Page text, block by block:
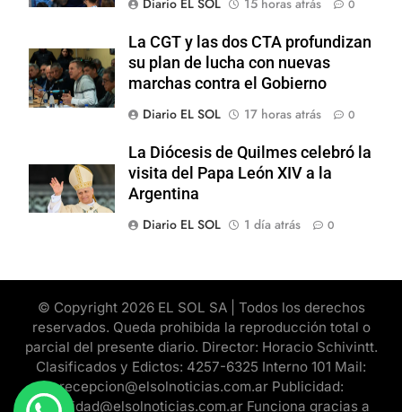
0
La CGT y las dos CTA profundizan
su plan de lucha con nuevas
marchas contra el Gobierno
Diario EL SOL
17 horas atrás 0
La Diócesis de Quilmes celebró la
visita del Papa León XIV a la
Argentina
Diario EL SOL
1 día atrás 0
© Copyright 2026 EL SOL SA | Todos los derechos
reservados. Queda prohibida la reproducción total o
parcial del presente diario. Director: Horacio Schivintt.
Clasificados y Edictos: 4257-6325 Interno 101 Mail:
recepcion@elsolnoticias.com.ar Publicidad:
publicidad@elsolnoticias.com.ar Funciona gracias a